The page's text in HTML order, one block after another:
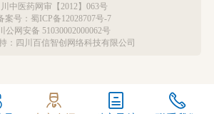
川中医药网审【2012】063号
案号：蜀ICP备12028707号-7
公网安备 51030002000062号
： 四川百信智创网络科技有限公司
  